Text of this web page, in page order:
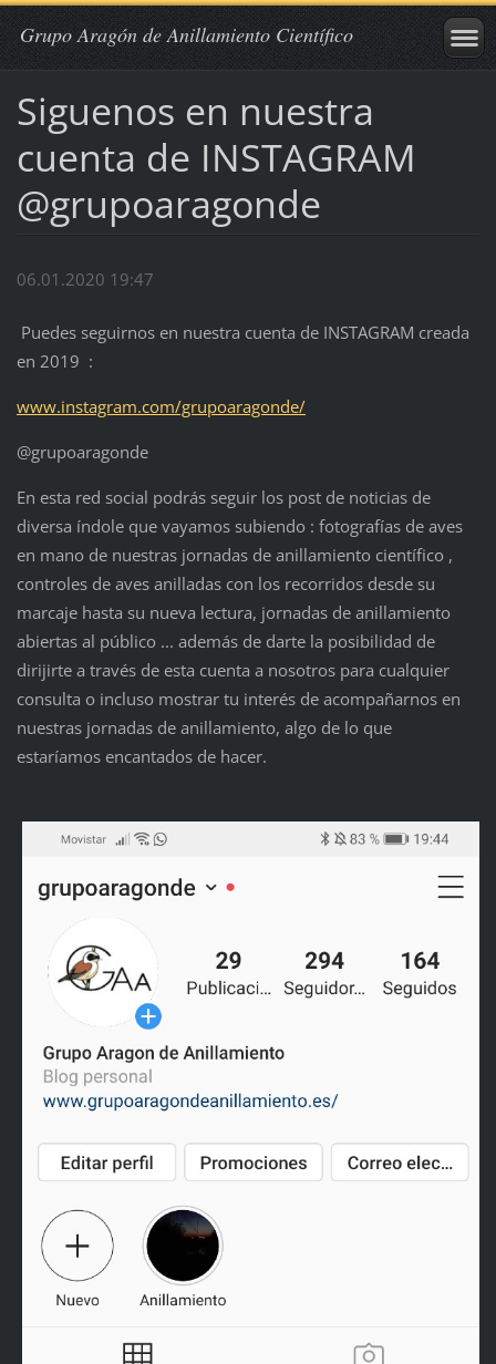
Grupo Aragón de Anillamiento Científico
Siguenos en nuestra
cuenta de INSTAGRAM
@grupoaragonde
06.01.2020 19:47
Puedes seguirnos en nuestra cuenta de INSTAGRAM creada
en 2019 :
www.instagram.com/grupoaragonde/
@grupoaragonde
En esta red social podrás seguir los post de noticias de
diversa índole que vayamos subiendo : fotografías de aves
en mano de nuestras jornadas de anillamiento científico ,
controles de aves anilladas con los recorridos desde su
marcaje hasta su nueva lectura, jornadas de anillamiento
abiertas al público ... además de darte la posibilidad de
dirijirte a través de esta cuenta a nosotros para cualquier
consulta o incluso mostrar tu interés de acompañarnos en
nuestras jornadas de anillamiento, algo de lo que
estaríamos encantados de hacer.